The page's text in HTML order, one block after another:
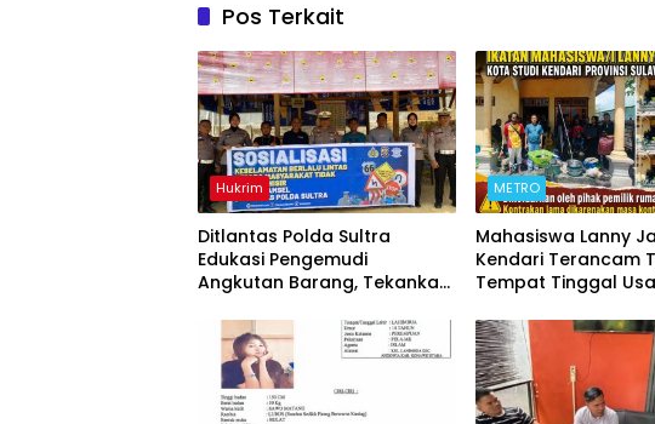
Pos Terkait
Hukrim
Ditlantas Polda Sultra
Edukasi Pengemudi
Angkutan Barang, Tekankan
Keselamatan Berlalu Lintas
METRO
Mahasiswa Lanny
Kendari Terancam
Tempat Tinggal